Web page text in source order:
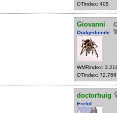
OTindex: 405
Giovanni
Oudgediende
WMRindex:
OTindex: 72.766
doctorhuig
Erelid